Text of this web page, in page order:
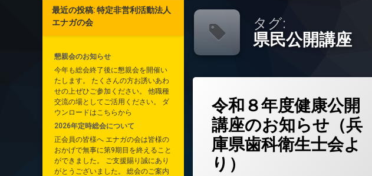
タグ:
県民公開講座
令和８年度健康公開
講座のお知らせ（兵
庫県歯科衛生士会よ
り）
イベント案内
歯科衛生士会
県民公開講座
最近の投稿: 特定非営利活動法人
エナガの会
懇親会のお知らせ
今年も総会終了後に懇親会を開催い
たします。 たくさんの方お誘いあわ
せの上ぜひご参加ください。 他職種
交流の場としてご活用ください。 ダ
ウンロードはこちらから
2026年定時総会について
正会員の皆様へ エナガの会は皆様の
おかげで無事に第9期目を終えること
ができました。 ご支援賜り誠にあり
がとうございました。 総会のご案内